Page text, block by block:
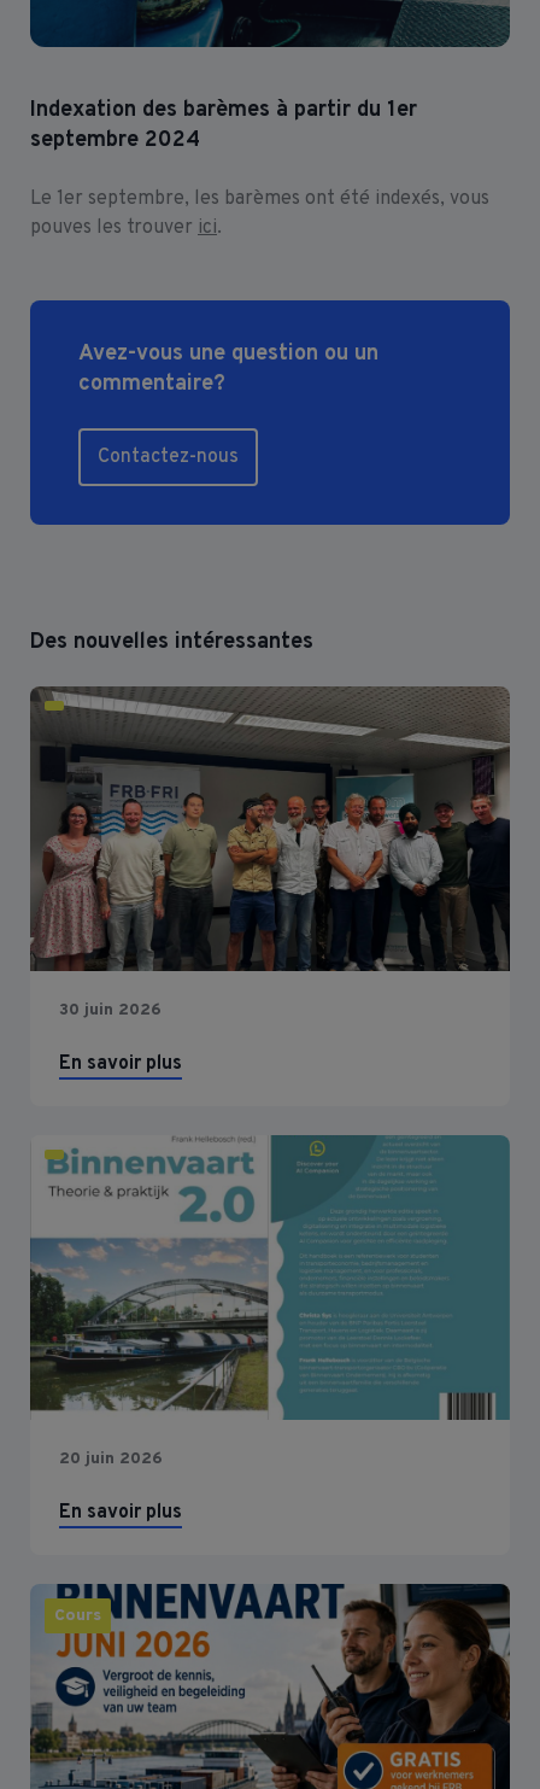
Indexation des barèmes à partir du 1er
septembre 2024
Le 1er septembre, les barèmes ont été indexés, vous
pouves les trouver ici.
Avez-vous une question ou un
commentaire?
Contactez-nous
Des nouvelles intéressantes
30 juin 2026
En savoir plus
20 juin 2026
En savoir plus
Cours